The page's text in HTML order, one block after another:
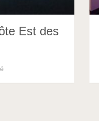
Est des